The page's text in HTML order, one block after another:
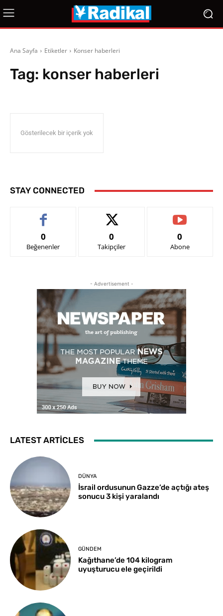
Ana Sayfa Etiketler Konser haberleri
Tag: konser haberleri
Gösterilecek bir içerik yok
STAY CONNECTED
0
Beğenenler
0
Takipçiler
0
Abone
- Advertisement -
LATEST ARTICLES
DÜNYA
İsrail ordusunun Gazze’de açtığı ateş
sonucu 3 kişi yaralandı
GÜNDEM
Kağıthane’de 104 kilogram
uyuşturucu ele geçirildi